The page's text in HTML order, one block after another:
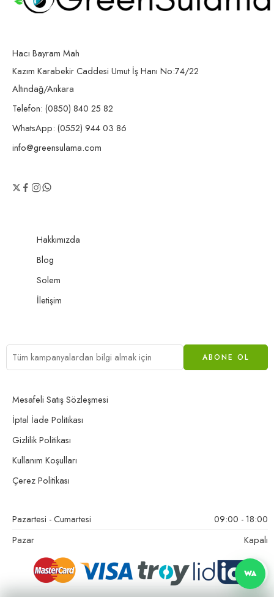
Hacı Bayram Mah
Kazım Karabekir Caddesi Umut İş Hanı No:74/22
Altındağ/Ankara
Telefon: (0850) 840 25 82
WhatsApp: (0552) 944 03 86
info@greensulama.com
Hakkımızda
Blog
Solem
İletişim
Mesafeli Satış Sözleşmesi
İptal İade Politikası
Gizlilik Politikası
Kullanım Koşulları
Çerez Politikası
Pazartesi - Cumartesi
09:00 - 18:00
Pazar
Kapalı
WA